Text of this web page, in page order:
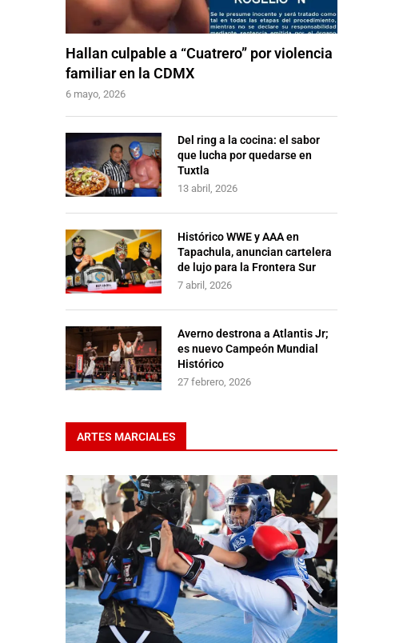
Hallan culpable a “Cuatrero” por violencia
familiar en la CDMX
6 mayo, 2026
Del ring a la cocina: el sabor
que lucha por quedarse en
Tuxtla
13 abril, 2026
Histórico WWE y AAA en
Tapachula, anuncian cartelera
de lujo para la Frontera Sur
7 abril, 2026
Averno destrona a Atlantis Jr;
es nuevo Campeón Mundial
Histórico
27 febrero, 2026
ARTES MARCIALES